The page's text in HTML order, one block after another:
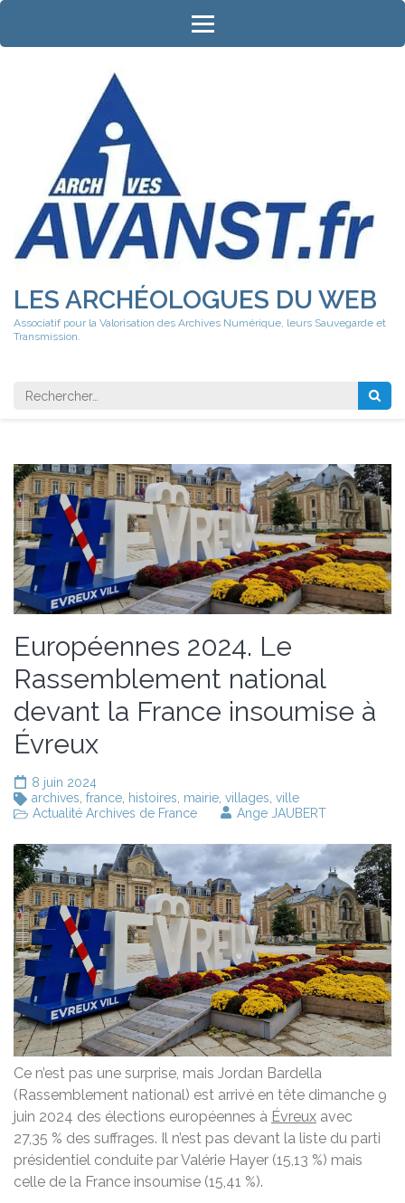
Aller
contenu
LES ARCHÉOLOGUES DU WEB
Associatif pour la Valorisation des Archives Numérique, leurs Sauvegarde et
Transmission.
Rechercher
Européennes 2024. Le
Rassemblement national
devant la France insoumise à
Évreux
8 juin 2024
archives france histoires mairie villages ville
Actualité Archives de France
Ange JAUBERT
Ce n’est pas une surprise, mais Jordan Bardella
(Rassemblement national) est arrivé en tête dimanche 9
juin 2024 des élections européennes à Évreux avec
27,35 % des suffrages. Il n’est pas devant la liste du parti
présidentiel conduite par Valérie Hayer (15,13 %) mais
celle de la France insoumise (15,41 %).